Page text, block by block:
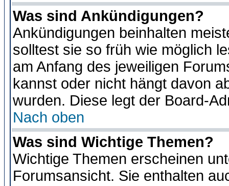
Was sind Ankündigungen?
Ankündigungen beinhalten
solltest sie so früh wie möglich
am Anfang des jeweiligen
kannst oder nicht hängt davon
wurden. Diese legt der Board-
Nach oben
Was sind Wichtige Themen?
Wichtige Themen erscheinen
Forumsansicht. Sie enthalten